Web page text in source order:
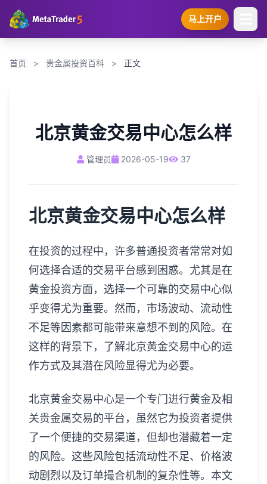
马上开户
首页 > 贵金属投资百科 > 正文
北京黄金交易中心怎么样
管理员 2026-05-19 37
北京黄金交易中心怎么样
在投资的过程中，许多普通投资者常常对如
何选择合适的交易平台感到困惑。尤其是在
黄金投资方面，选择一个可靠的交易中心似
乎变得尤为重要。然而，市场波动、流动性
不足等因素都可能带来意想不到的风险。在
这样的背景下，了解北京黄金交易中心的运
作方式及其潜在风险显得尤为必要。
北京黄金交易中心是一个专门进行黄金及相
关贵金属交易的平台，虽然它为投资者提供
了一个便捷的交易渠道，但却也潜藏着一定
的风险。这些风险包括流动性不足、价格波
动剧烈以及订单撮合机制的复杂性等。本文